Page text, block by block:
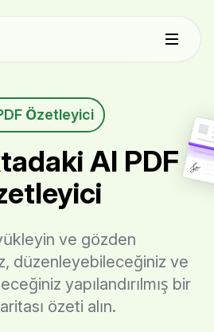
Özetleyici
AI PDF
ve gözden
düzenleyebileceğiniz ve
yapılandırılmış bir
özeti alın.